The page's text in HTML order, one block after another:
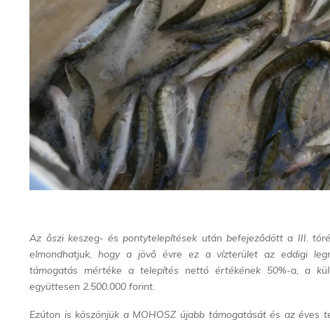
Az őszi keszeg- és pontytelepítések után befejeződött a III.
elmondhatjuk, hogy a jövő évre ez a vízterület az eddigi
támogatás mértéke a telepítés nettó értékének 50%-a, a
együttesen 2.500.000 forint.
Ezúton is köszönjük a MOHOSZ újabb támogatását és az éves